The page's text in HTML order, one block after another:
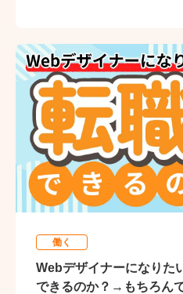
働く
Webデザイナーになりた
できるのか？→もちろん